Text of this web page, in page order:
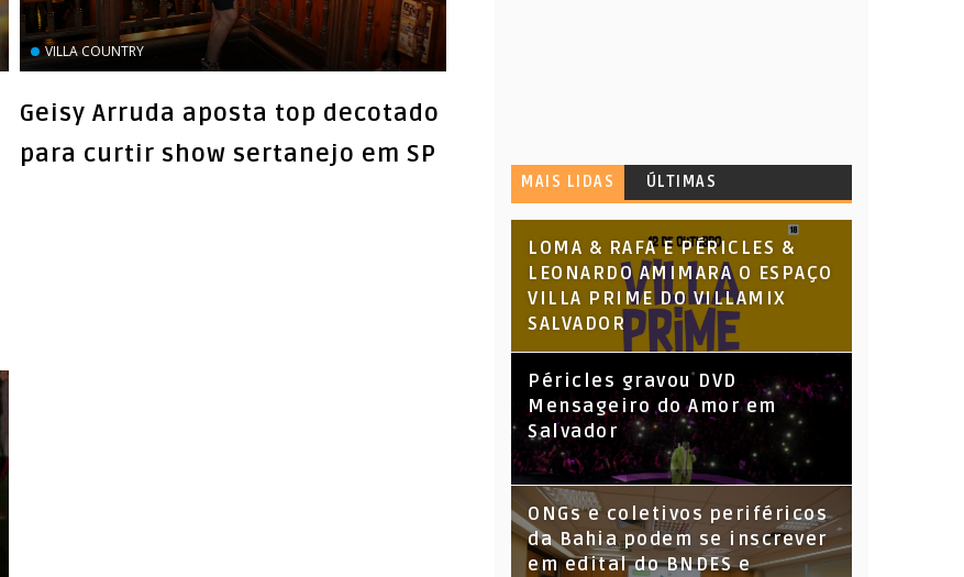
VILLA COUNTRY
Geisy Arruda aposta top decotado
MAIS LIDAS ÚLTIMAS
LOMA & RAFA E PÉRICLES &
LEONARDO AMIMARA O ESPAÇO
VILLA PRIME DO VILLAMIX
SALVADOR
Péricles gravou DVD
Mensageiro do Amor em
Salvador
ONGs e coletivos periféricos
da Bahia podem se inscrever
em edital do BNDES e